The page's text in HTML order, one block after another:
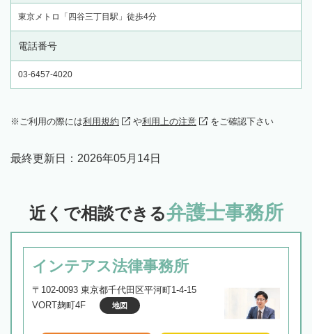
東京メトロ「四谷三丁目駅」徒歩4分
電話番号
03-6457-4020
ご利用の際には利用規約 や利用上の注意 をご確認下さい
最終更新日： 2026年05月14日
近くで相談できる弁護士事務所
インテアス法律事務所
〒102-0093 東京都千代田区平河町1-4-15
VORT麹町4F
地図